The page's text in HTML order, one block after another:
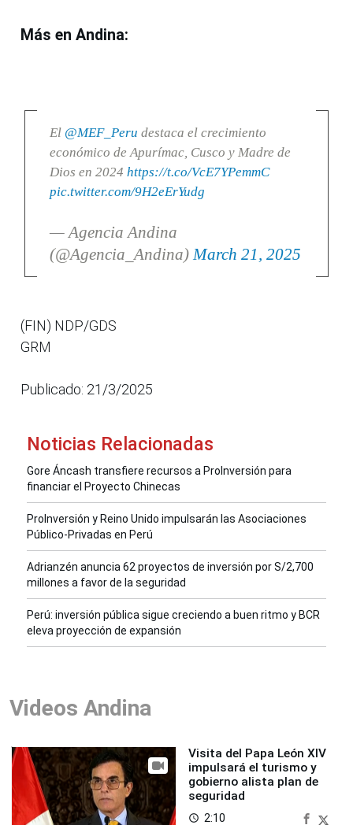
Más en Andina:
El @MEF_Peru destaca el crecimiento
económico de Apurímac, Cusco y Madre de
Dios en 2024 https://t.co/VcE7YPemmC
pic.twitter.com/9H2eErYudg
— Agencia Andina
(@Agencia_Andina) March 21, 2025
(FIN) NDP/GDS
GRM
Publicado: 21/3/2025
Noticias Relacionadas
Gore Áncash transfiere recursos a ProInversión para
financiar el Proyecto Chinecas
ProInversión y Reino Unido impulsarán las Asociaciones
Público-Privadas en Perú
Adrianzén anuncia 62 proyectos de inversión por S/2,700
millones a favor de la seguridad
Perú: inversión pública sigue creciendo a buen ritmo y BCR
eleva proyección de expansión
Videos Andina
Visita del Papa León XIV
impulsará el turismo y
gobierno alista plan de
seguridad
access_time 2:10